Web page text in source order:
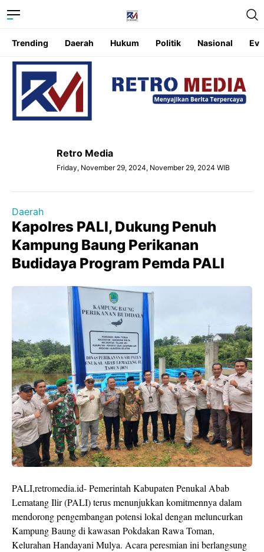
Trending Daerah Hukum Politik Nasional
Retro Media
Friday, November 29, 2024, November 29, 2024 WIB
Daerah
Kapolres PALI, Dukung Penuh
Kampung Baung Perikanan
Budidaya Program Pemda PALI
PALI,retromedia.id- Pemerintah Kabupaten Penukal Abab
Lematang Ilir (PALI) terus menunjukkan komitmennya dalam
mendorong pengembangan potensi lokal dengan meluncurkan
Kampung Baung di kawasan Pokdakan Rawa Toman,
Kelurahan Handayani Mulya. Acara peresmian ini berlangsung